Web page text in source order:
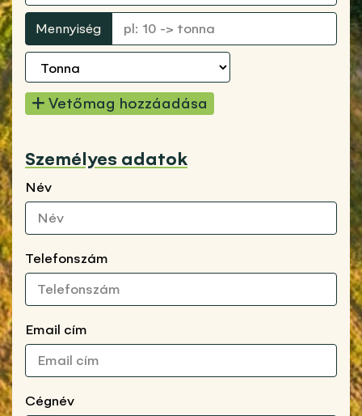
Mennyiség
Vetőmag hozzáadása
Személyes adatok
Név
Telefonszám
Email cím
Cégnév